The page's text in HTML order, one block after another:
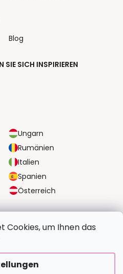
Cookies, um Ihnen das
SIE SICH INSPIRIEREN
Ungarn
Rumänien
Italien
Spanien
Österreich
Blog